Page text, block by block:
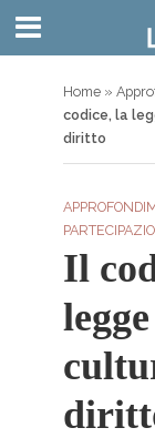
Home»
codice, la
diritto
Il